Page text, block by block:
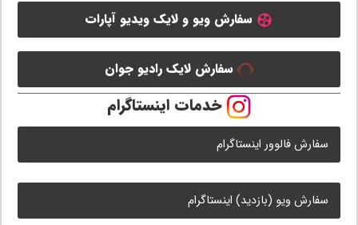
سفارش ویو و لایک ویدیو آپارات
سفارش لایک رادیو جوان
خدمات اینستاگرام
سفارش فالوور اینستاگرام
سفارش ویو (بازدید) اینستاگرام